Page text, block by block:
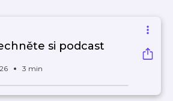
si podcast
3 min